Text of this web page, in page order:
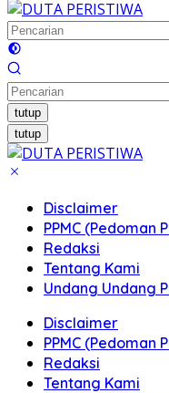
tutup
tutup
Disclaimer
PPMC (Pedoman
Redaksi
Tentang Kami
Undang Undang
Disclaimer
PPMC (Pedoman
Redaksi
Tentang Kami